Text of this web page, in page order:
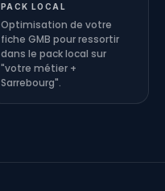
PACK LOCAL
Optimisation de votre
fiche GMB pour ressortir
dans le pack local sur
"votre métier +
Sarrebourg".